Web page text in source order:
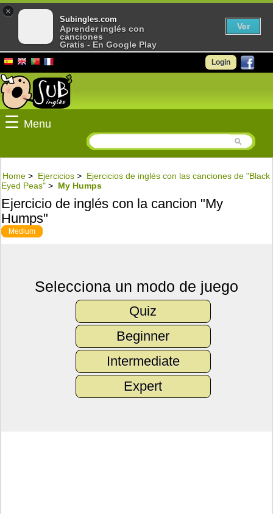
Login
☰ Menu
Home > Ejercicios > Ejercicios de inglés con las canciones de "Black
Eyed Peas" > My Humps
Ejercicio de inglés con la cancion "My
Humps"
Medium
Selecciona un modo de juego
Quiz
Beginner
Intermediate
Expert
×
Subingles.com
Aprender inglés con
canciones
Gratis - En Google Play
Ver